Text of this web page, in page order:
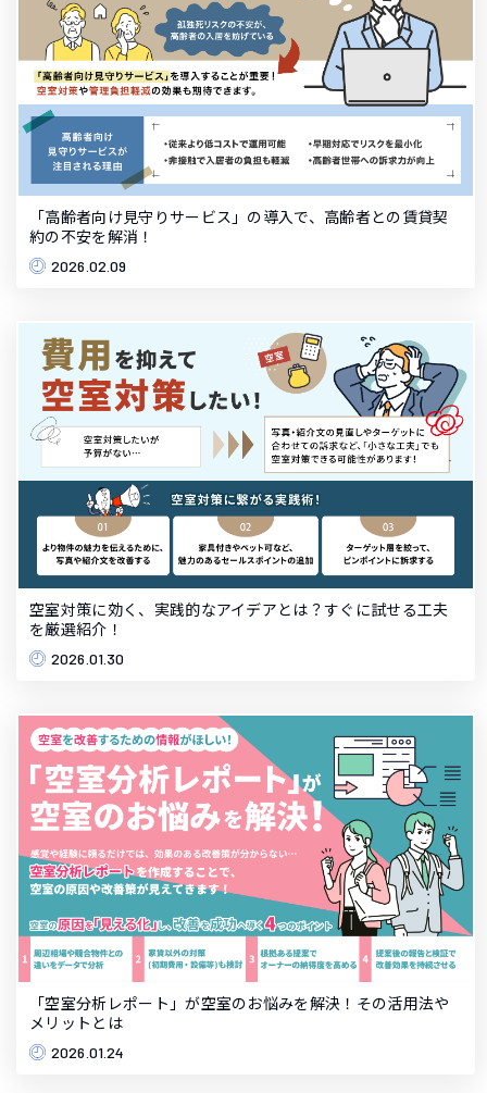
「高齢者向け見守りサービス」の導入で、高齢者との賃貸契
約の不安を解消！
2026.02.09
空室対策に効く、実践的なアイデアとは？すぐに試せる工夫
を厳選紹介！
2026.01.30
「空室分析レポート」が空室のお悩みを解決！その活用法や
メリットとは
2026.01.24